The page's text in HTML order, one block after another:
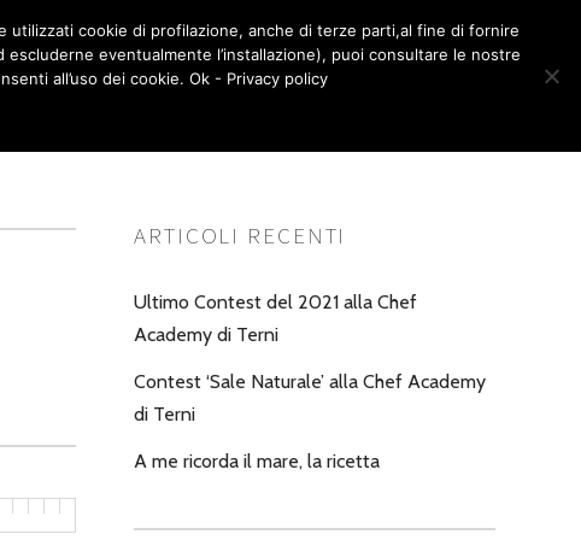
LA BOTTEGA – SHOP CONTATTI
0
ARTICOLI RECENTI
Ultimo Contest del 2021 alla Chef
Academy di Terni
Contest ‘Sale Naturale’ alla Chef Academy
di Terni
A me ricorda il mare, la ricetta
cookie di profilazione, anche di terze parti,al fine di fornire
eventualmente l’installazione), puoi consultare le nostre
all’uso dei cookie. Ok - Privacy policy